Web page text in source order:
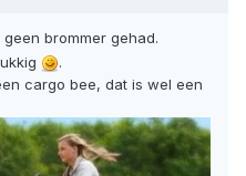
brommer gehad.
.
cargo bee, dat is wel een